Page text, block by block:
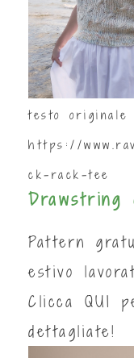
testo originale
https://
ck-rack-tee
Drawstring
Pattern
estivo
Clicca QUI
dettagliate!